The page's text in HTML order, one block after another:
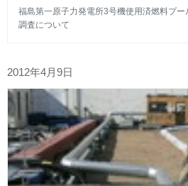
福島第一原子力発電所3号機使用済燃料プ
調査について
2012年4月9日